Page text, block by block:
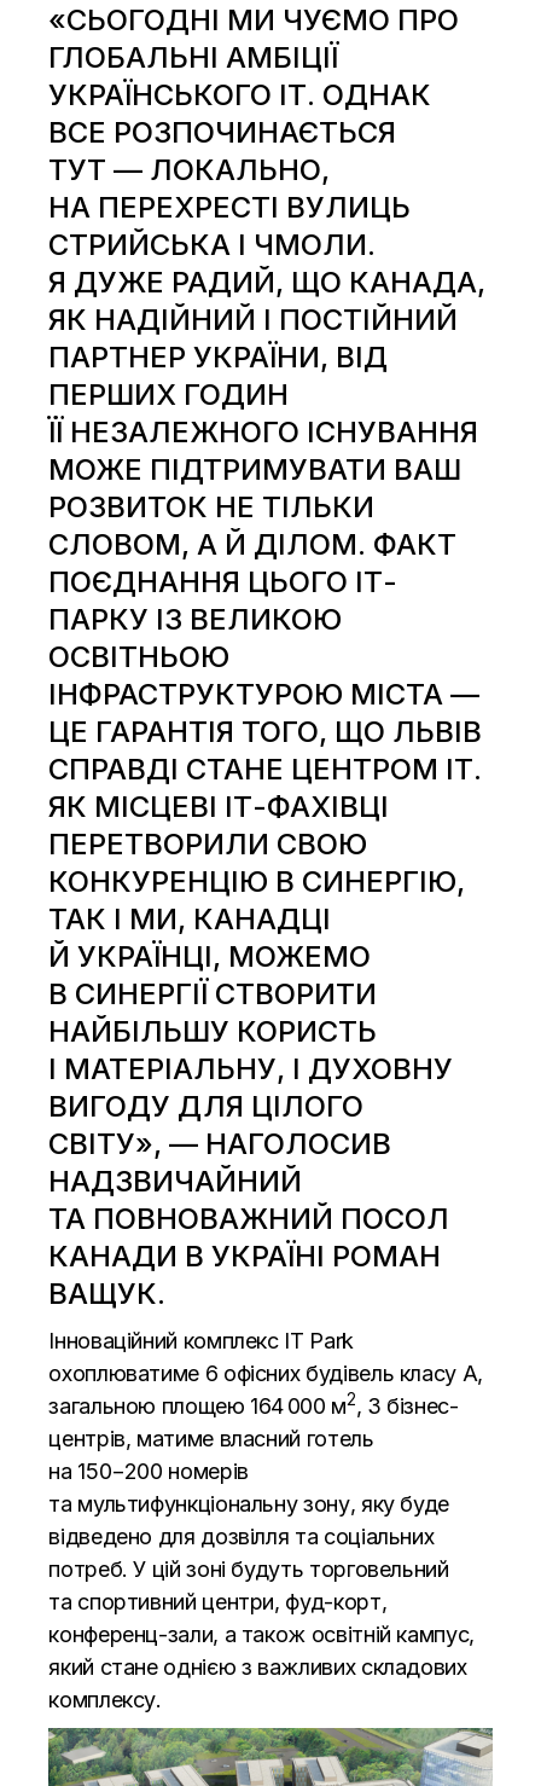
«СЬОГОДНІ МИ ЧУЄМО ПРО
ГЛОБАЛЬНІ АМБІЦІЇ
УКРАЇНСЬКОГО ІТ. ОДНАК
ВСЕ РОЗПОЧИНАЄТЬСЯ
ТУТ — ЛОКАЛЬНО,
НА ПЕРЕХРЕСТІ ВУЛИЦЬ
СТРИЙСЬКА І ЧМОЛИ.
Я ДУЖЕ РАДИЙ, ЩО КАНАДА,
ЯК НАДІЙНИЙ І ПОСТІЙНИЙ
ПАРТНЕР УКРАЇНИ, ВІД
ПЕРШИХ ГОДИН
ЇЇ НЕЗАЛЕЖНОГО ІСНУВАННЯ
МОЖЕ ПІДТРИМУВАТИ ВАШ
РОЗВИТОК НЕ ТІЛЬКИ
СЛОВОМ, А Й ДІЛОМ. ФАКТ
ПОЄДНАННЯ ЦЬОГО ІТ-
ПАРКУ ІЗ ВЕЛИКОЮ
ОСВІТНЬОЮ
ІНФРАСТРУКТУРОЮ МІСТА —
ЦЕ ГАРАНТІЯ ТОГО, ЩО ЛЬВІВ
СПРАВДІ СТАНЕ ЦЕНТРОМ ІТ.
ЯК МІСЦЕВІ ІТ-ФАХІВЦІ
ПЕРЕТВОРИЛИ СВОЮ
КОНКУРЕНЦІЮ В СИНЕРГІЮ,
ТАК І МИ, КАНАДЦІ
Й УКРАЇНЦІ, МОЖЕМО
В СИНЕРГІЇ СТВОРИТИ
НАЙБІЛЬШУ КОРИСТЬ
І МАТЕРІАЛЬНУ, І ДУХОВНУ
ВИГОДУ ДЛЯ ЦІЛОГО
СВІТУ», — НАГОЛОСИВ
НАДЗВИЧАЙНИЙ
ТА ПОВНОВАЖНИЙ ПОСОЛ
КАНАДИ В УКРАЇНІ РОМАН
ВАЩУК.
Інноваційний комплекс IT Park
охоплюватиме 6 офісних будівель класу А,
загальною площею 164 000 м2, 3 бізнес-
центрів, матиме власний готель
на 150−200 номерів
та мультифункціональну зону, яку буде
відведено для дозвілля та соціальних
потреб. У цій зоні будуть торговельний
та спортивний центри, фуд-корт,
конференц-зали, а також освітній кампус,
який стане однією з важливих складових
комплексу.